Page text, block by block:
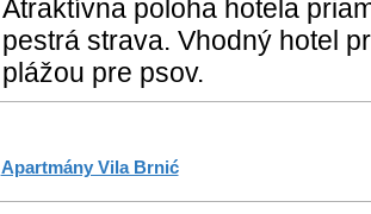
Atraktívna poloha hotela
pestrá strava. Vhodný hotel
plážou pre psov.
Apartmány Vila Brnić